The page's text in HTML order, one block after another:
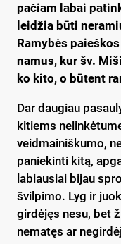
pačiam labai
leidžia būti
Ramybės
namus, kur šv.
ko kito, o būtent
Dar daugiau
kitiems
veidmainiškumo,
paniekinti kitą,
labiausiai bijau
švilpimo. Lyg ir
girdėjęs nesu, bet
nematęs ar